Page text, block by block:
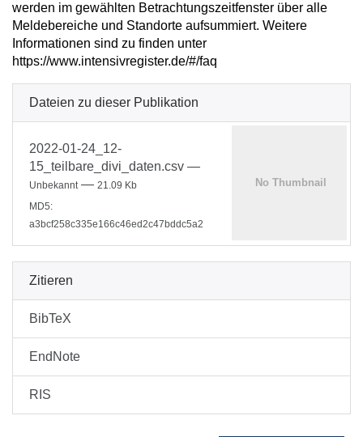
werden im gewählten Betrachtungszeitfenster über alle
Meldebereiche und Standorte aufsummiert. Weitere
Informationen sind zu finden unter
https://www.intensivregister.de/#/faq
Dateien zu dieser Publikation
2022-01-24_12-
15_teilbare_divi_daten.csv —
Unbekannt — 21.09 Kb
MD5:
a3bcf258c335e166c46ed2c47bddc5a2
Zitieren
BibTeX
EndNote
RIS